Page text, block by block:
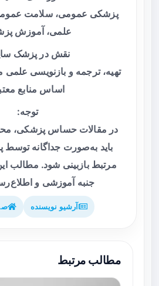
پزشکی عمومی، سلامت
علمی، آموزش
نقش در پزشک
تهیه، ترجمه و بازنویسی علمی
اساس منابع
توجه:
در مقالات حساس پزشکی،
باید به‌صورت جداگانه
مرتبط بازبینی شود. مطالب
جنبه آموزشی و
آرشیو نویسنده
مطالب مرتبط